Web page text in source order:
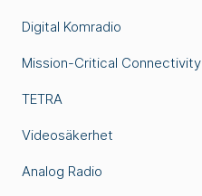
Digital Komradio
Mission-Critical Connectivity
TETRA
Videosäkerhet
Analog Radio